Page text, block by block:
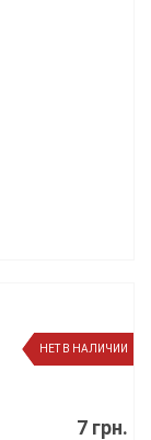
НЕТ В НАЛИЧИИ
7 грн.